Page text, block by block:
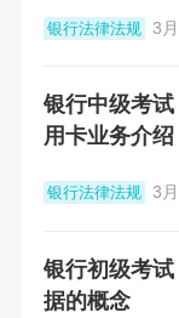
银行法律法规 3
银行中级考
用卡业务介绍
银行法律法规 3
银行初级考
据的概念